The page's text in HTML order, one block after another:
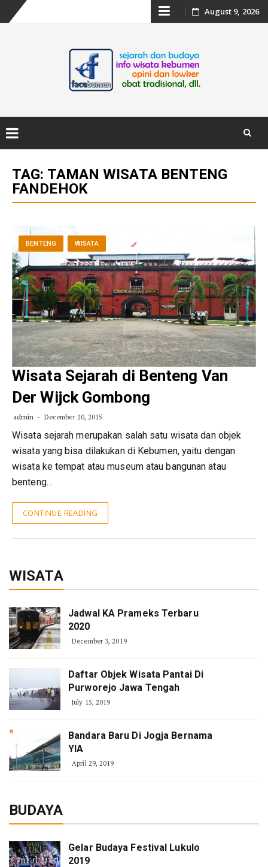
Skip
content
August 9, 2026
content
TAG: TAMAN WISATA BENTENG
FANDEHOK
BENTENG WISATA
Wisata Sejarah di Benteng Van
Der Wijck Gombong
admin December 20, 2015
Wisata sejarah merupakan salah satu wisata dan objek
wisata yang bisa dilakukan di Kebumen, yaitu dengan
wisata ke tempat atau museum atau bangunan atau
benteng…
CONTINUE READING
WISATA
Jadwal KA Prameks Terbaru
2020
December 3, 2019
Daftar Objek Wisata Pantai Di
Purworejo Jawa Tengah
July 15, 2019
Bandara Baru Di Jogja Bernama
YIA
April 29, 2019
BUDAYA
Gelar Budaya Festival Lukulo
2019